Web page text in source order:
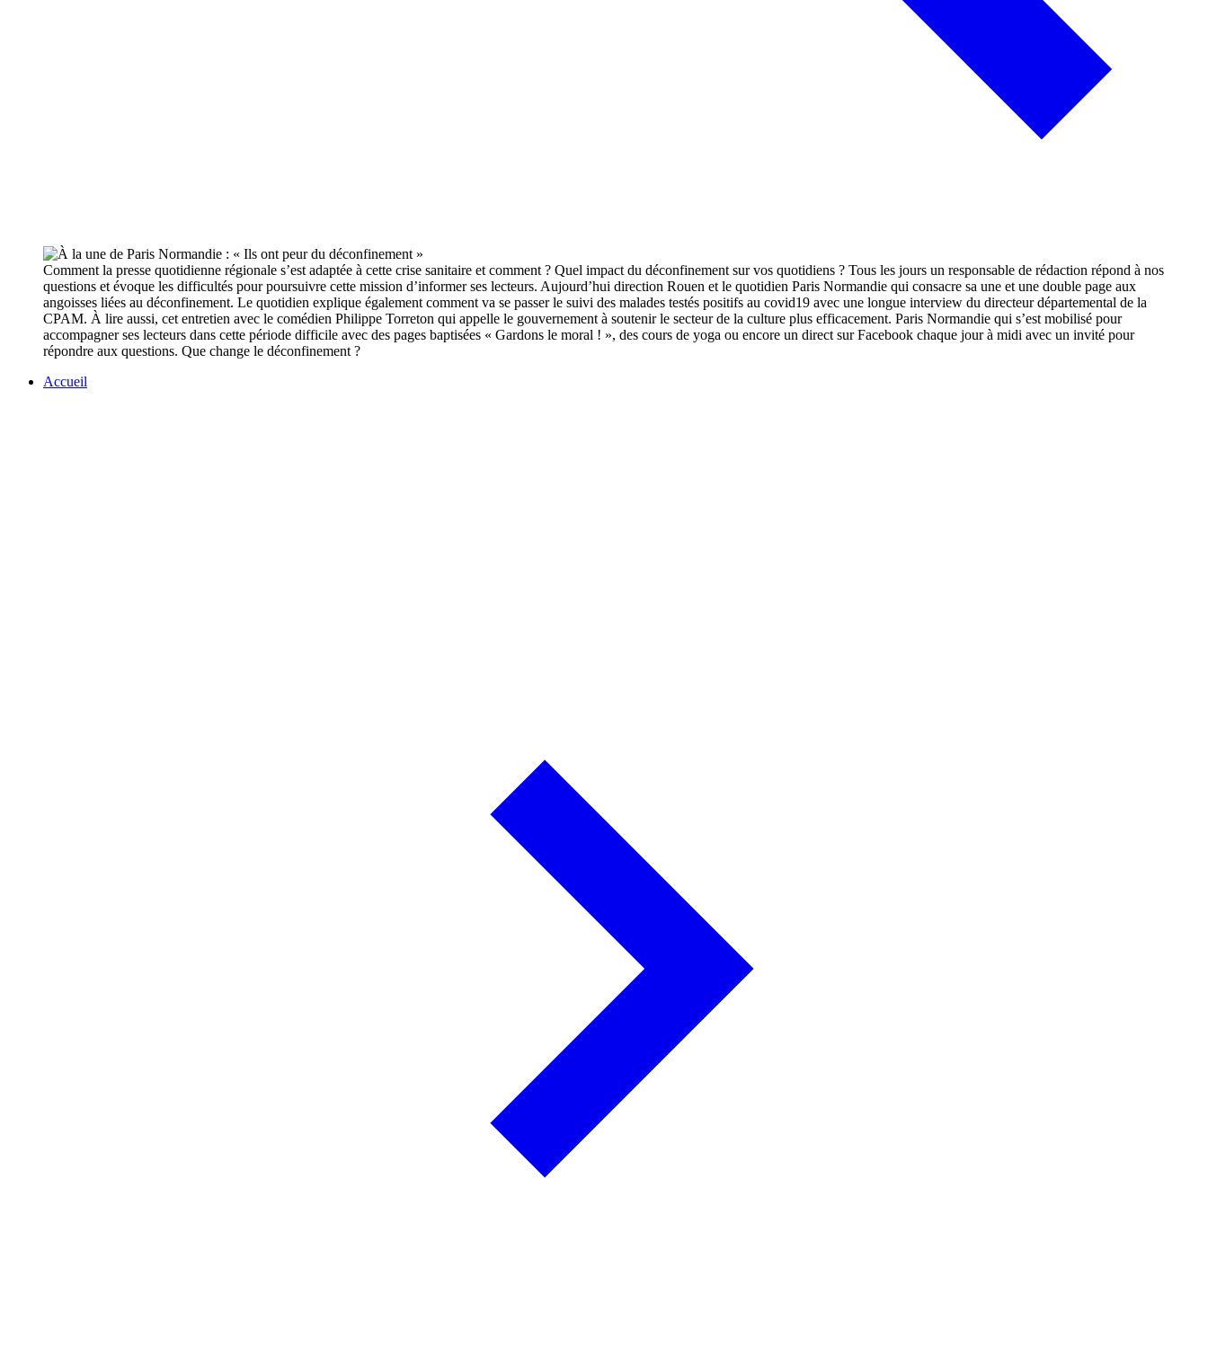
Comment la presse quotidienne régionale s’est adaptée à cette crise sanitaire et comment ? Quel impact du déconfinement sur vos quotidiens ? Tous les jours un responsable de rédaction répond à nos
questions et évoque les difficultés pour poursuivre cette mission d’informer ses lecteurs. Aujourd’hui direction Rouen et le quotidien Paris Normandie qui consacre sa une et une double page aux
angoisses liées au déconfinement. Le quotidien explique également comment va se passer le suivi des malades testés positifs au covid19 avec une longue interview du directeur départemental de la
CPAM. À lire aussi, cet entretien avec le comédien Philippe Torreton qui appelle le gouvernement à soutenir le secteur de la culture plus efficacement. Paris Normandie qui s’est mobilisé pour
accompagner ses lecteurs dans cette période difficile avec des pages baptisées « Gardons le moral ! », des cours de yoga ou encore un direct sur Facebook chaque jour à midi avec un invité pour
répondre aux questions. Que change le déconfinement ?
Accueil